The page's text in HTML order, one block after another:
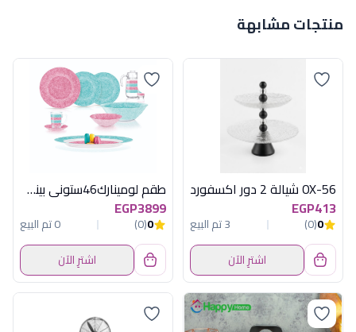
منتجات مشابهة
OX-56 شيالة 2 دور اكسفورد
EGP413
0
(0)
3 تم البيع
اشترِ الآن
طقم لومينارك46ستونى بينك×تركواز اماراتى
EGP3899
0
(0)
0 تم البيع
اشترِ الآن